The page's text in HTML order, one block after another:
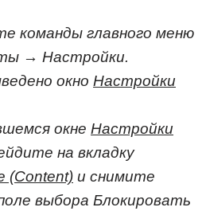
команды главного меню
→ Настройки.
окно Настройки
окне Настройки
на вкладку
(Content) и снимите
выбора Блокировать